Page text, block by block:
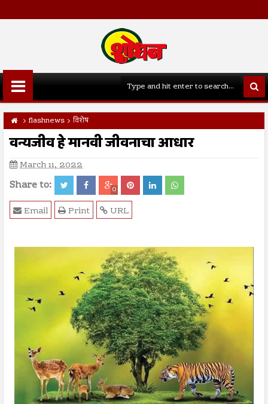
flashnews विशेष
वन्यजीव हे मानवी जीवनाचा आधार
March 11, 2022
Share to: 0
URL
Print
Email